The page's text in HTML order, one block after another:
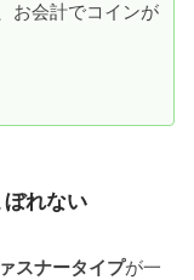
お会計でコインが
れない
スナータイプが一